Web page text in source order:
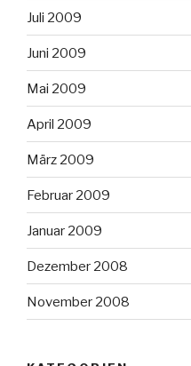
Juli 2009
Juni 2009
Mai 2009
April 2009
März 2009
Februar 2009
Januar 2009
Dezember 2008
November 2008